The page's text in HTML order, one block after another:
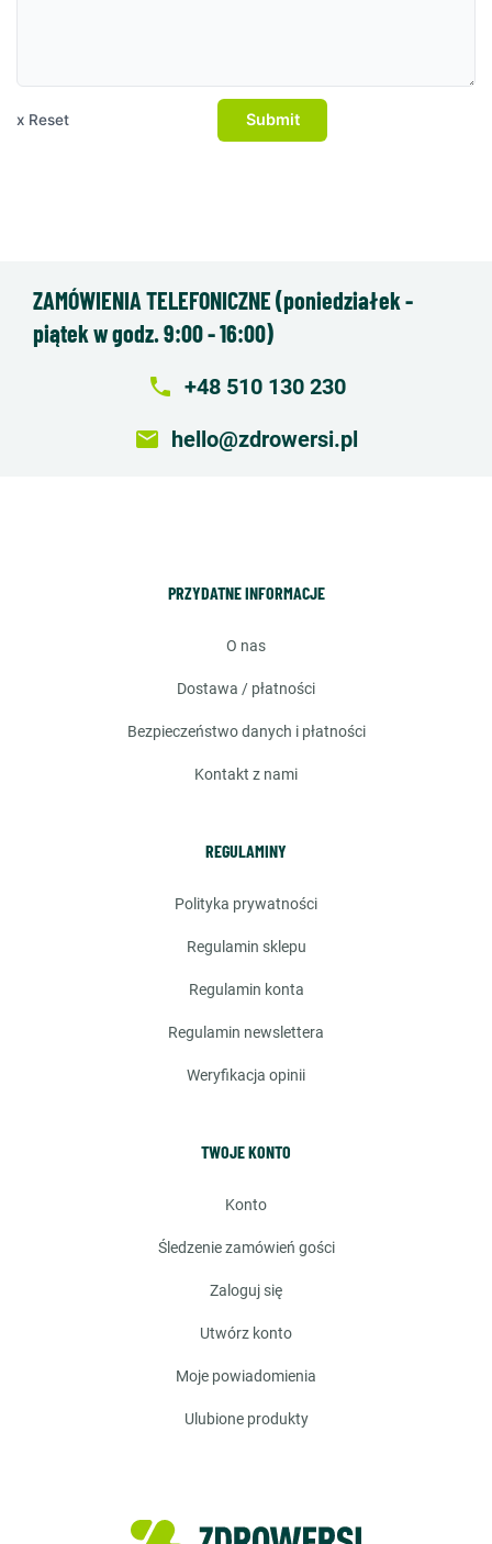
x Reset Submit
ZAMÓWIENIA TELEFONICZNE (poniedziałek -
piątek w godz. 9:00 - 16:00)
local_phone +48 510 130 230
email hello@zdrowersi.pl
PRZYDATNE INFORMACJE
o nas
dostawa / płatności
bezpieczeństwo danych i płatności
kontakt z nami
REGULAMINY
polityka prywatności
regulamin sklepu
regulamin konta
regulamin newslettera
weryfikacja opinii
TWOJE KONTO
konto
śledzenie zamówień gości
zaloguj się
utwórz konto
moje powiadomienia
ulubione produkty